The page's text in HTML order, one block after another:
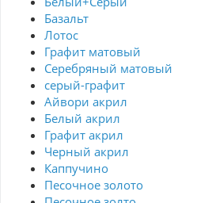
Базальт
Лотос
Графит матовый
Серебряный матовый
серый-графит
Айвори акрил
Белый акрил
Графит акрил
Черный акрил
Каппучино
Песочное золото